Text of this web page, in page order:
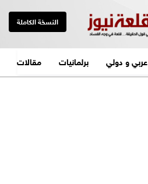
النسخة الكاملة
عربي و دولي برلمانيات مقالات